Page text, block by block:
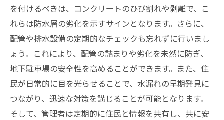
を付けるべきは、コンクリートのひび割れや剥離で、こ
れらは防水層の劣化を示すサインとなります。さらに、
配管や排水設備の定期的なチェックも忘れずに行いまし
ょう。これにより、配管の詰まりや劣化を未然に防ぎ、
地下駐車場の安全性を高めることができます。また、住
民が日常的に目を光らせることで、水漏れの早期発見に
つながり、迅速な対策を講じることが可能となります。
そして、管理者は定期的に住民と情報を共有し、共に安